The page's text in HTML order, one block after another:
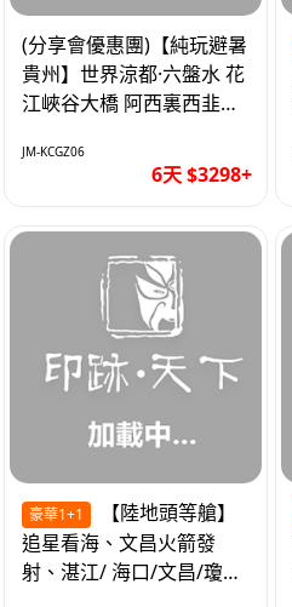
(分享會優惠團)【純玩避暑
貴州】世界涼都·六盤水 花
江峽谷大橋 阿西裏西韭菜
JM-KCGZ06
6天 $3298+
豪華1+1
追星看海、文昌火箭發
射、湛江/ 海口/文昌/瓊海/